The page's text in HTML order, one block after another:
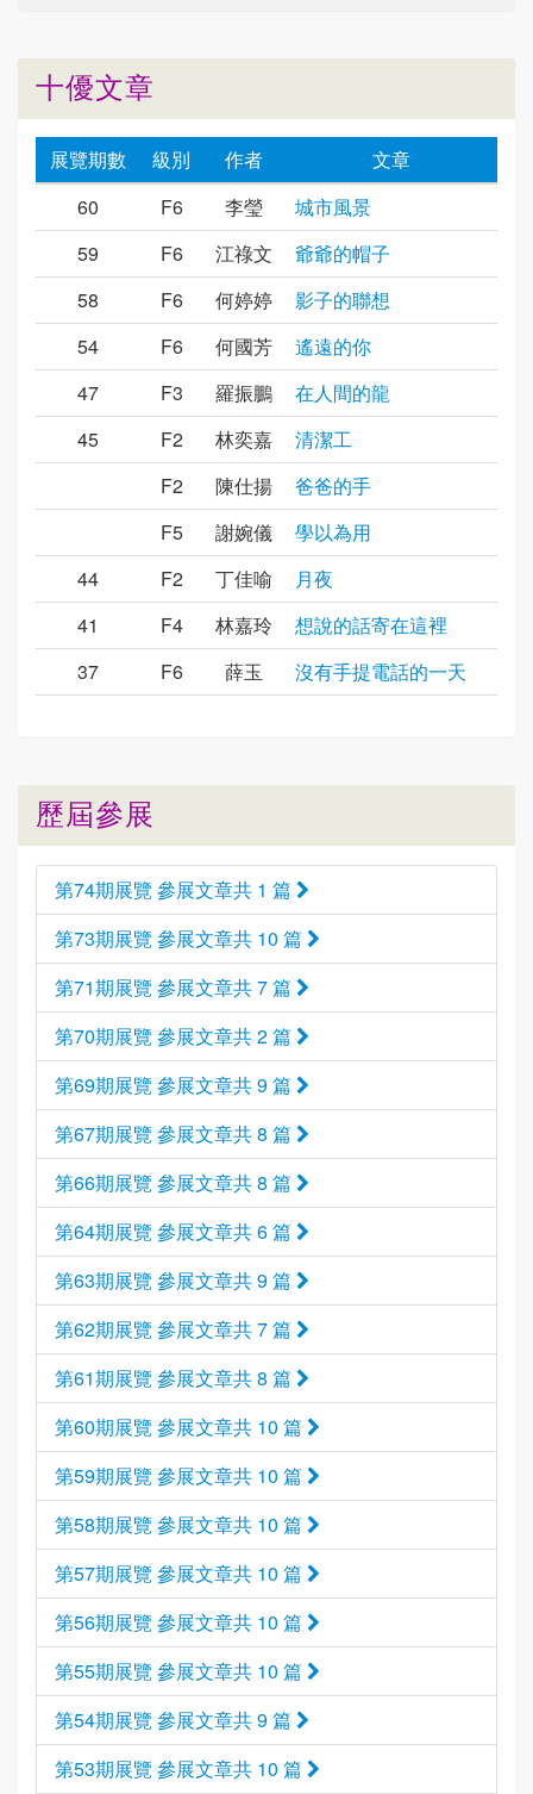
十優文章
展覽期數 級別 作者
文章
60
F6 李瑩
城市風景
59
F6 江祿文
爺爺的帽子
58
F6 何婷婷
影子的聯想
54
F6 何國芳
遙遠的你
47
F3 羅振鵬
在人間的龍
45
F2 林奕嘉
清潔工
F2
陳仕揚
爸爸的手
F5
謝婉儀
學以為用
44
F2 丁佳喻
月夜
41
F4 林嘉玲
想說的話寄在這裡
37
F6 薛玉 沒有手提電話的一天
歷屆參展
第74期展覽 參展文章共 1 篇
第73期展覽 參展文章共 10 篇
第71期展覽 參展文章共 7 篇
第70期展覽 參展文章共 2 篇
第69期展覽 參展文章共 9 篇
第67期展覽 參展文章共 8 篇
第66期展覽 參展文章共 8 篇
第64期展覽 參展文章共 6 篇
第63期展覽 參展文章共 9 篇
第62期展覽 參展文章共 7 篇
第61期展覽 參展文章共 8 篇
第60期展覽 參展文章共 10 篇
第59期展覽 參展文章共 10 篇
第58期展覽 參展文章共 10 篇
第57期展覽 參展文章共 10 篇
第56期展覽 參展文章共 10 篇
第55期展覽 參展文章共 10 篇
第54期展覽 參展文章共 9 篇
第53期展覽 參展文章共 10 篇